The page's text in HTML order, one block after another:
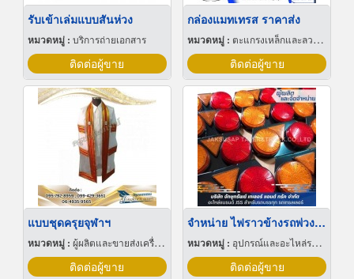
รับเข้าเล่มแบบสันห่วง
หมวดหมู่ : บริการถ่ายเอกสาร
ติดต่อผู้ขาย
กล่องแมทเทรส ราคาส่ง
หมวดหมู่ : ตะแกรงเหล็กและลวดตาข่าย
ติดต่อผู้ขาย
แบบชุดครุยจุฬาฯ
หมวดหมู่ : ผู้ผลิตและขายส่งเครื่องแบบ
ติดต่อผู้ขาย
จำหน่าย ไฟราวข้างรถพ่วง ราคาถูก
หมวดหมู่ : อุปกรณ์และอะไหล่รถบรรทุก
ติดต่อผู้ขาย